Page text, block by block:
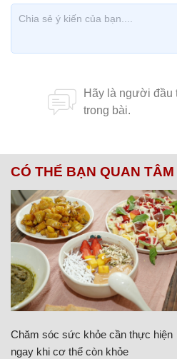
CÓ THỂ BẠN QUAN TÂM
Chăm sóc sức khỏe cần thực hiện
ngay khi cơ thể còn khỏe